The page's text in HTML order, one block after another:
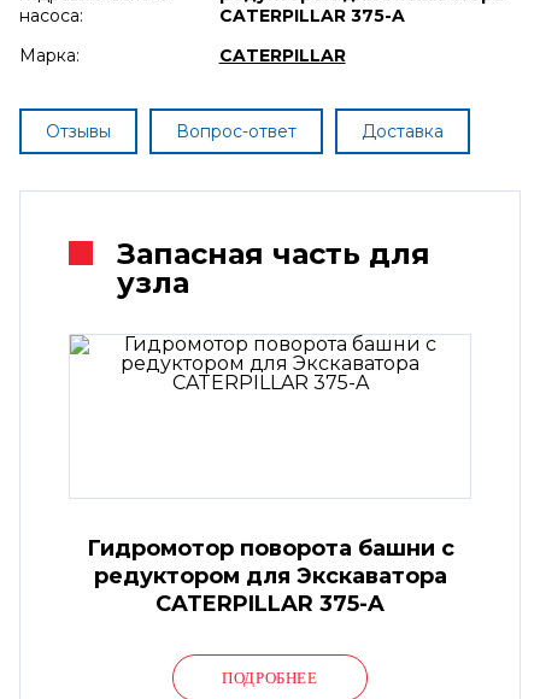
насоса:
CATERPILLAR 375-A
Марка:
CATERPILLAR
Отзывы Вопрос-ответ Доставка
Запасная часть для
узла
Гидромотор поворота башни с
редуктором для Экскаватора
CATERPILLAR 375-A
ПОДРОБНЕЕ